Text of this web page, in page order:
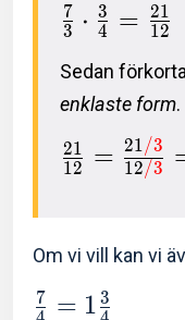
3
7 ⋅ 4
3 = 12
21
Sedan
enklaste form.
12
21 = 12/3
21/3
Om vi vill kan vi
7 = 1 3